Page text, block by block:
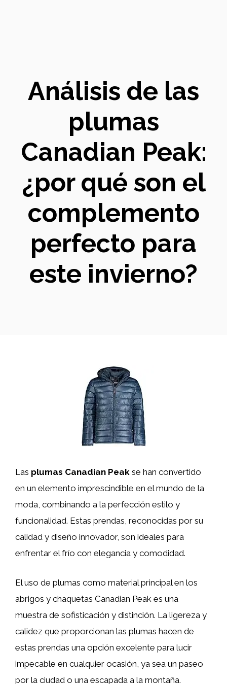
Análisis de las
plumas
Canadian Peak:
¿por qué son el
complemento
perfecto para
este invierno?
Las plumas Canadian Peak se han convertido
en un elemento imprescindible en el mundo de la
moda, combinando a la perfección estilo y
funcionalidad. Estas prendas, reconocidas por su
calidad y diseño innovador, son ideales para
enfrentar el frío con elegancia y comodidad.
El uso de plumas como material principal en los
abrigos y chaquetas Canadian Peak es una
muestra de sofisticación y distinción. La ligereza y
calidez que proporcionan las plumas hacen de
estas prendas una opción excelente para lucir
impecable en cualquier ocasión, ya sea un paseo
por la ciudad o una escapada a la montaña.